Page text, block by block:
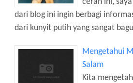
cerah ini,
dari blog ini ingin berbagi
dari kunyit putih yang sangat
Mengetahui
Salam
Kita